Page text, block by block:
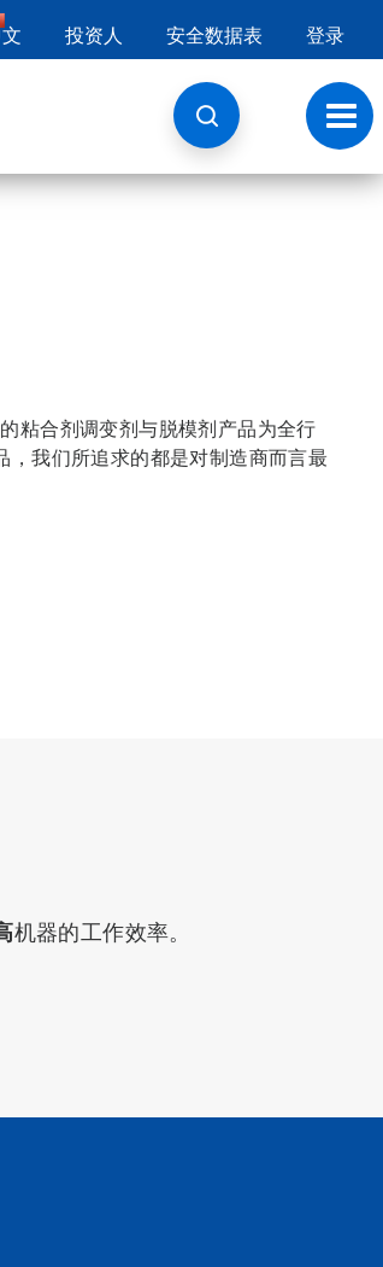
投资人 安全数据表 登录
切
换
导
航
粘合剂调变剂与脱模剂产品为全行
，我们所追求的都是对制造商而言最
机器的工作效率。